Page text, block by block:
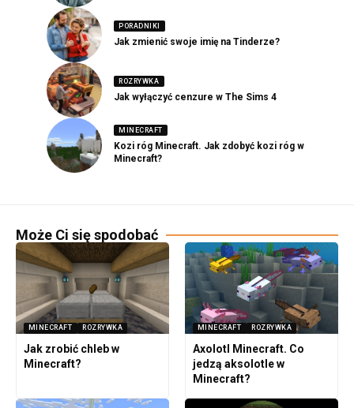
PORADNIKI
Jak zmienić swoje imię na Tinderze?
ROZRYWKA
Jak wyłączyć cenzure w The Sims 4
MINECRAFT
Kozi róg Minecraft. Jak zdobyć kozi róg w
Minecraft?
Może Ci się spodobać
MINECRAFT ROZRYWKA
Jak zrobić chleb w
Minecraft?
MINECRAFT ROZRYWKA
Axolotl Minecraft. Co
jedzą aksolotle w
Minecraft?